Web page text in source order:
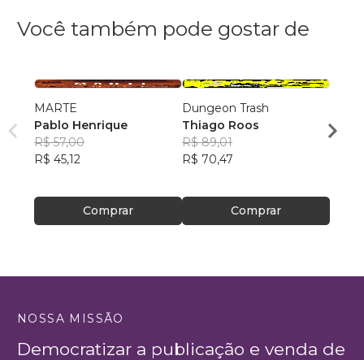
Você também pode gostar de
MARTE
Pablo Henrique
R$ 57,00
R$ 45,12
Comprar
Dungeon Trash
Thiago Roos
R$ 89,01
R$ 70,47
Comprar
R$
NOSSA MISSÃO
Democratizar a publicação e venda de